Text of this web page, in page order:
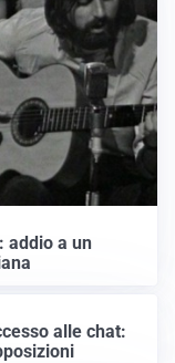
addio a un
alle chat: